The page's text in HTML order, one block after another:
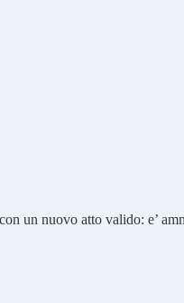
un nuovo atto valido: e’